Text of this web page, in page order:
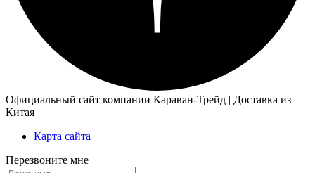
Официальный сайт компании Караван-Трейд | Доставка из
Китая
Карта сайта
Перезвоните мне